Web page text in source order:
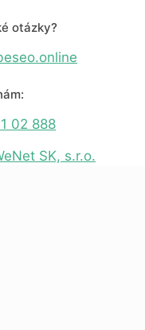
otázky?
02 888
SK, s.r.o.